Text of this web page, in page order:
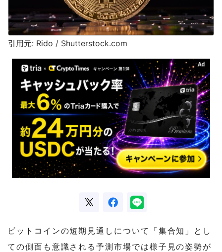
引用元: Rido / Shutterstock.com
ビットコインの短期見通しについて「集合知」とし
ての側面も意識される予測市場では様子見の姿勢が